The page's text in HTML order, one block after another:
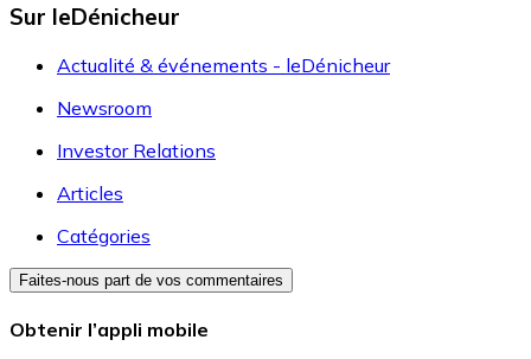
Sur leDénicheur
Actualité & événements - leDénicheur
Newsroom
Investor Relations
Articles
Catégories
Faites-nous part de vos commentaires
Obtenir l’appli mobile